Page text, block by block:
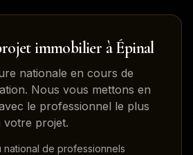
immobilier àÉpinal
nationale en cours de
Nous vous mettons en
le professionnel le plus
votre projet.
national de professionnels